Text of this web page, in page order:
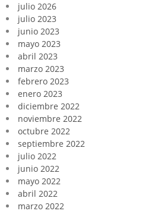
julio 2026
julio 2023
junio 2023
mayo 2023
abril 2023
marzo 2023
febrero 2023
enero 2023
diciembre 2022
noviembre 2022
octubre 2022
septiembre 2022
julio 2022
junio 2022
mayo 2022
abril 2022
marzo 2022